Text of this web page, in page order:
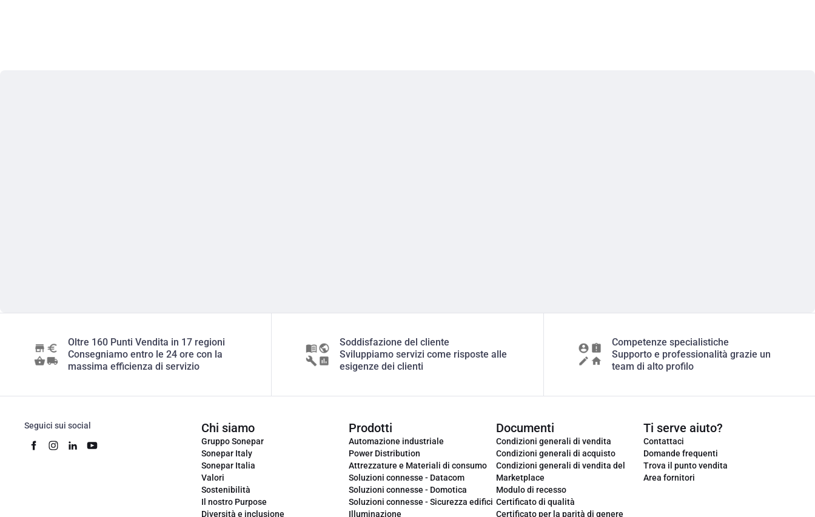
Oltre 160 Punti Vendita in 17 regioni
Consegniamo entro le 24 ore con la
massima efficienza di servizio
Soddisfazione del cliente
Sviluppiamo servizi come risposte alle
esigenze dei clienti
Competenze specialistiche
Supporto e professionalità grazie un
team di alto profilo
Seguici sui social Chi siamo
Gruppo Sonepar
Sonepar Italy
Sonepar Italia
Valori
Sostenibilità
Il nostro Purpose
Diversità e inclusione
Prodotti
Automazione industriale
Power Distribution
Attrezzature e Materiali di consumo
Soluzioni connesse - Datacom
Soluzioni connesse - Domotica
Soluzioni connesse - Sicurezza edifici
Illuminazione
Documenti
Condizioni generali di vendita
Condizioni generali di acquisto
Condizioni generali di vendita del
Marketplace
Modulo di recesso
Certificato di qualità
Certificato per la parità di genere
Ti serve aiuto?
Contattaci
Domande frequenti
Trova il punto vendita
Area fornitori